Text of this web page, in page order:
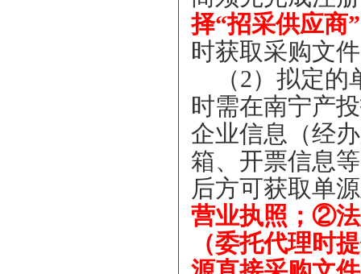
择“招采供应商”
时获取采购文
（2）拟定
时需在南宁产
企业信息（经
箱、开票信息
后方可获取单
营业执照；②
（委托代理时